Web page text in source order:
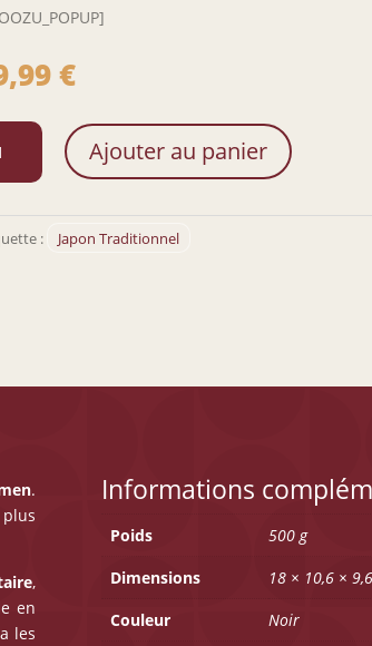
€
Ajouter au panier
: Japon Traditionnel
.
,
en
les
Informations
Poids
500 g
Dimensions
18 × 10,6 ×
Couleur
Noir